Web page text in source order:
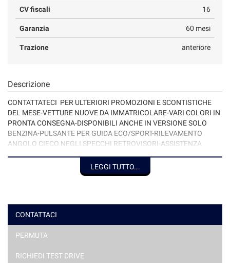
CV fiscali 16
Garanzia 60 mesi
Trazione anteriore
Descrizione
CONTATTATECI PER ULTERIORI PROMOZIONI E SCONTISTICHE
DEL MESE-VETTURE NUOVE DA IMMATRICOLARE-VARI COLORI IN
PRONTA CONSEGNA-DISPONIBILI ANCHE IN VERSIONE SOLO
BENZINA-PULSANTE PER GUIDA ECO/SPORT-RILEVAMENTO
ANGOLO CIECO NEGLI SPECCHI RETROVISORI-ASSISTENZA
ANTERIORE-CRUISE CONTROL ADATTIVO-CONTROLLO
SUPERAMENTO CORSIA-VERNICE METALLIZZATA DI SERIE-
PROFESSIONALITA' E GARANZIA DI SERIETA'. DISPONIAMO IN
SEDE DI OFFICINA,MAGAZZINO RICAMBI,CARROZZERIA E
VETTURE SOSTITUTIVE. POSSIBILITA' DI FINANZIAMENTO IN SEDE
A TASSI AGEVOLATI DI DURATA FINO A 7 ANNI E PER L'INTERO
SITO www.var-auto.it
LEGGI TUTTO...
CONTATTACI
PERMUTA
RICHIEDI TEST DRIVE